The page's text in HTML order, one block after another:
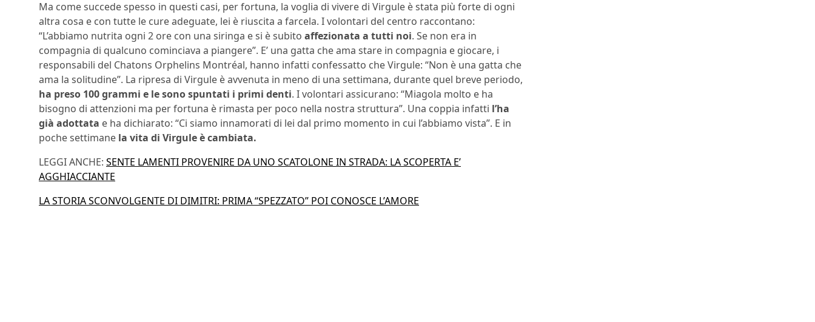
Ma come succede spesso in questi casi, per fortuna, la voglia di vivere di Virgule è stata più forte di ogni
altra cosa e con tutte le cure adeguate, lei è riuscita a farcela. I volontari del centro raccontano:
“L’abbiamo nutrita ogni 2 ore con una siringa e si è subito affezionata a tutti noi. Se non era in
compagnia di qualcuno cominciava a piangere”. E’ una gatta che ama stare in compagnia e giocare, i
responsabili del Chatons Orphelins Montréal, hanno infatti confessatto che Virgule: “Non è una gatta che
ama la solitudine”. La ripresa di Virgule è avvenuta in meno di una settimana, durante quel breve periodo,
ha preso 100 grammi e le sono spuntati i primi denti. I volontari assicurano: “Miagola molto e ha
bisogno di attenzioni ma per fortuna è rimasta per poco nella nostra struttura”. Una coppia infatti l’ha
già adottata e ha dichiarato: “Ci siamo innamorati di lei dal primo momento in cui l’abbiamo vista”. E in
poche settimane la vita di Virgule è cambiata.
LEGGI ANCHE: SENTE LAMENTI PROVENIRE DA UNO SCATOLONE IN STRADA: LA SCOPERTA E’
AGGHIACCIANTE
LA STORIA SCONVOLGENTE DI DIMITRI: PRIMA “SPEZZATO” POI CONOSCE L’AMORE